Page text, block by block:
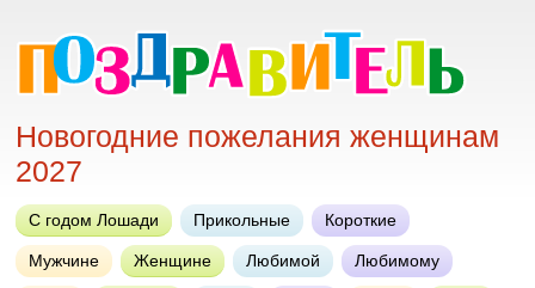
Новогодние пожелания женщинам
2027
С годом Лошади Прикольные Короткие
Мужчине Женщине Любимой Любимому